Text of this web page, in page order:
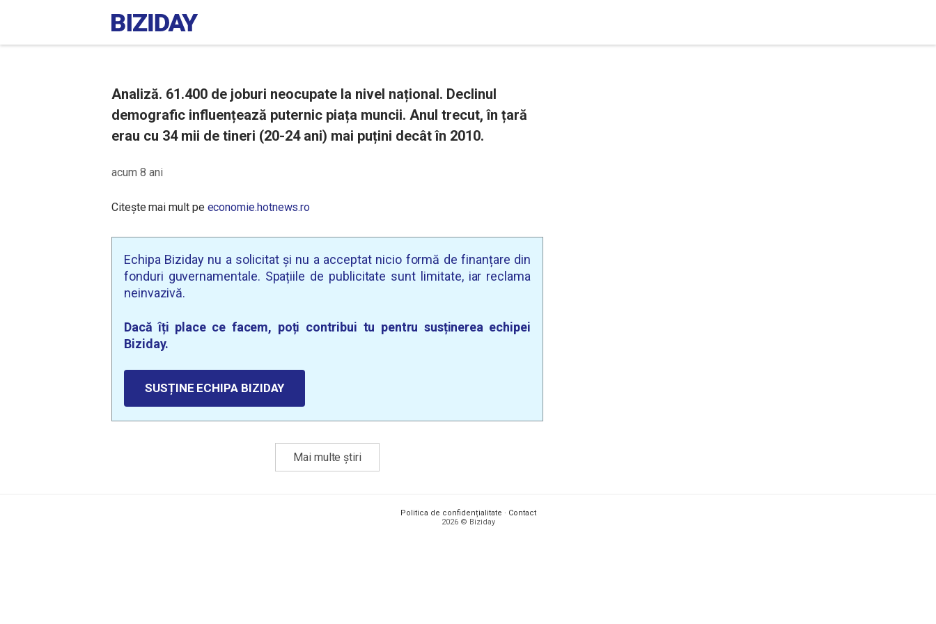
Analiză. 61.400 de joburi neocupate la nivel național. Declinul
demografic influențează puternic piața muncii. Anul trecut, în țară
erau cu 34 mii de tineri (20-24 ani) mai puțini decât în 2010.
acum 8 ani
Citește mai mult pe economie.hotnews.ro
Echipa Biziday nu a solicitat și nu a acceptat nicio formă de finanțare din
fonduri guvernamentale. Spațiile de publicitate sunt limitate, iar reclama
neinvazivă.
Dacă îți place ce facem, poți contribui tu pentru susținerea echipei
Biziday.
SUSȚINE ECHIPA BIZIDAY
Mai multe știri
Politica de confidențialitate · Contact
2026 © Biziday